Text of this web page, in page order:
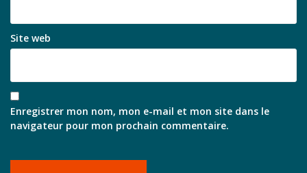
Site web
Enregistrer mon nom, mon e-mail et mon site dans le
navigateur pour mon prochain commentaire.